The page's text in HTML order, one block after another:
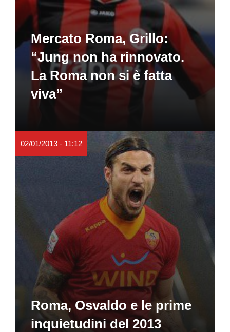
Mercato Roma, Grillo:
“Jung non ha rinnovato.
La Roma non si è fatta
viva”
02/01/2013 - 11:12
Roma, Osvaldo e le prime
inquietudini del 2013